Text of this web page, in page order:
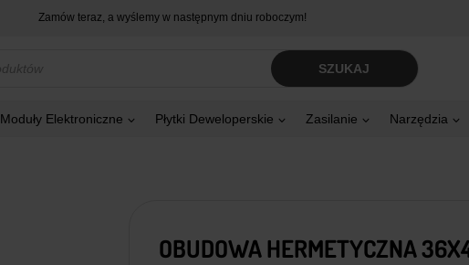
Zamów teraz, a wyślemy w następnym dniu roboczym!
SZUKAJ
Moduły Elektroniczne Płytki Deweloperskie Zasilanie Narzędzia
OBUDOWA HERMETYCZNA